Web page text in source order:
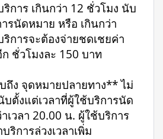
การ เกินกว่า 12 ชั่วโมง นับ
รนัดหมาย หรือ เกินกว่า
การจะต้องจ่ายชดเชยค่า
ก ชั่วโมงละ 150 บาท
ถึง จุดหมายปลายทาง** ไม่
บตั้งแต่เวลาที่ผู้ใช้บริการนัด
เวลา 20.00 น. ผู้ใช้บริการ
ริการล่วงเวลาเพิ่ม